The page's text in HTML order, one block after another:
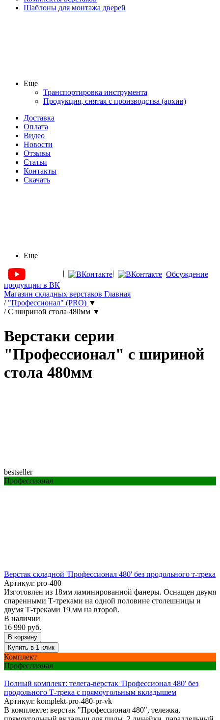
Шаблоны для монтажа дверей
Еще
Транспортировка инструмента
Продукция, снятая с производства (архив)
Доставка
Оплата
Видео
Новости
Отзывы
Статьи
Контакты
Скачать
Еще
| |
Обсуждение
продукции в ВК
Магазин складных верстаков Главная
/ "Профессионал" (PRO) ▼
/ C шириной стола 480мм ▼
Верстаки серии
"Профессионал" с шириной
стола 480мм
bestseller
Профессионал
Верстак складной 'Профессионал 480' без продольного т-трека
Артикул: pro-480
Изготовлен из 18мм ламинированной фанеры. Оснащен двумя
спаренными Т-треками на одной половине столешницы и
двумя Т-треками 19 мм на второй.
В наличии
16 990 руб.
В корзину
Купить в 1 клик
Комплект
Профессионал
Полный комплект: телега-верстак 'Профессионал 480' без
продольного Т-трека с прямоугольным вкладышем
Артикул: komplekt-pro-480-pr-vk
В комплекте: верстак "Профессионал 480", тележка,